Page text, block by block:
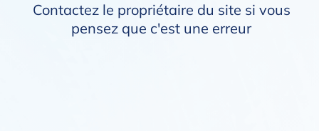
Contactez le propriétaire du site si vous
pensez que c'est une erreur